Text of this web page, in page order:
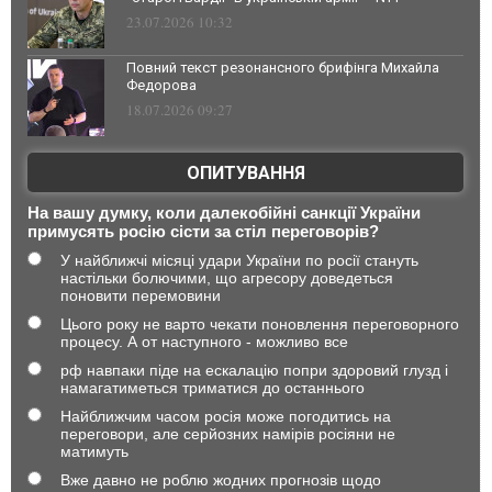
23.07.2026 10:32
Повний текст резонансного брифінга Михайла
Федорова
18.07.2026 09:27
ОПИТУВАННЯ
На вашу думку, коли далекобійні санкції України
примусять росію сісти за стіл переговорів?
У найближчі місяці удари України по росії стануть
настільки болючими, що агресору доведеться
поновити перемовини
Цього року не варто чекати поновлення переговорного
процесу. А от наступного - можливо все
рф навпаки піде на ескалацію попри здоровий глузд і
намагатиметься триматися до останнього
Найближчим часом росія може погодитись на
переговори, але серйозних намірів росіяни не
матимуть
Вже давно не роблю жодних прогнозів щодо